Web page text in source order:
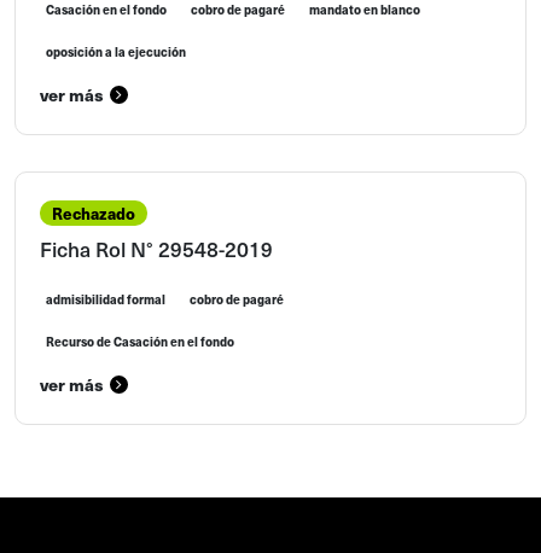
Casación en el fondo cobro de pagaré mandato en blanco
oposición a la ejecución
ver más
Rechazado
Ficha Rol N° 29548-2019
admisibilidad formal cobro de pagaré
Recurso de Casación en el fondo
ver más